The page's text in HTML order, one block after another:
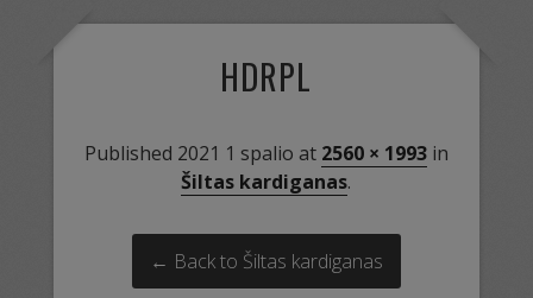
HDRPL
Published 2021 1 spalio at 2560 × 1993in
Šiltas kardiganas.
← Back to Šiltas kardiganas